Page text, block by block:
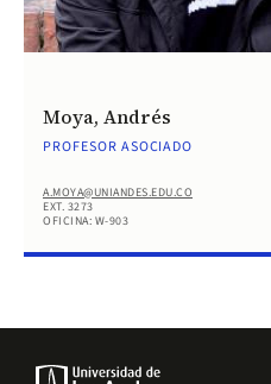
Moya, Andrés
PROFESOR ASOCIADO
A.MOYA@UNIANDES.EDU.CO
EXT. 3273
OFICINA: W-903